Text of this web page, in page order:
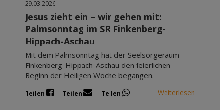
29.03.2026
Jesus zieht ein – wir gehen mit:
Palmsonntag im SR Finkenberg-
Hippach-Aschau
Mit dem Palmsonntag hat der Seelsorgeraum
Finkenberg-Hippach-Aschau den feierlichen
Beginn der Heiligen Woche begangen.
Teilen Teilen Teilen Weiterlesen